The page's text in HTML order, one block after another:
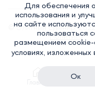
© Элитный сувенир,
Политика
Для обеспечения
использования и
на сайте
пользоваться
размещением
условиях, изложенных
Ок